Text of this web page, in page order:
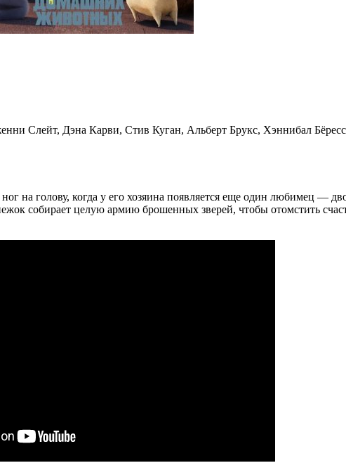
Слейт, Дэна Карви, Стив Куган, Альберт Брукс, Хэннибал Бёресс
на голову, когда у его хозяина появляется еще один любимец —
собирает целую армию брошенных зверей, чтобы отомстить